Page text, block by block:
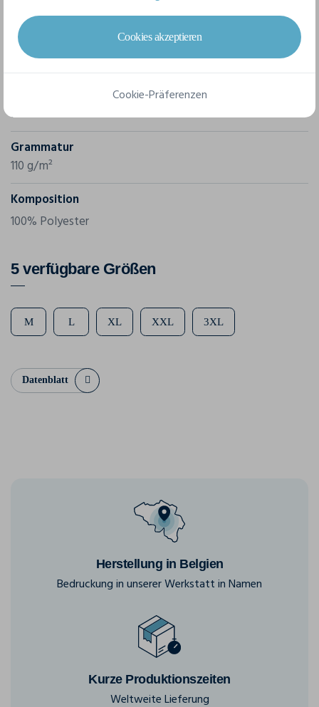
Marke
Yoko
HVW120
Grammatur
110 g/m²
Komposition
100% Polyester
5 verfügbare Größen
M L XL XXL 3XL
Datenblatt
Herstellung in Belgien
Bedruckung in unserer Werkstatt in Namen
Kurze Produktionszeiten
Weltweite Lieferung
Cookies akzeptieren
Cookie-Präferenzen